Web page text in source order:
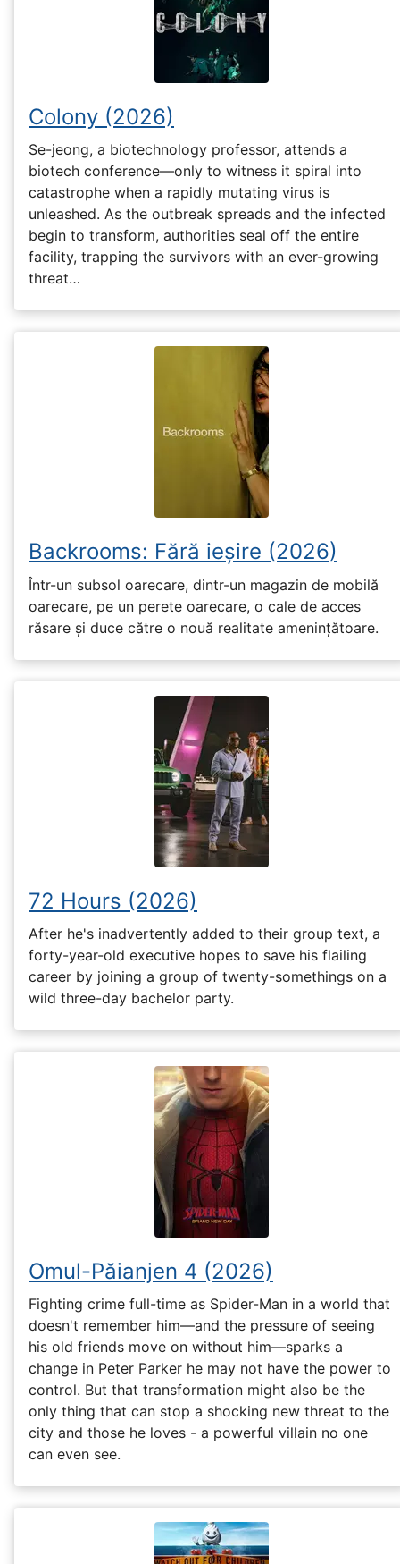
Colony (2026)
Se-jeong, a biotechnology professor, attends a
biotech conference—only to witness it spiral into
catastrophe when a rapidly mutating virus is
unleashed. As the outbreak spreads and the infected
begin to transform, authorities seal off the entire
facility, trapping the survivors with an ever-growing
threat…
Backrooms: Fără ieșire (2026)
Într-un subsol oarecare, dintr-un magazin de mobilă
oarecare, pe un perete oarecare, o cale de acces
răsare și duce către o nouă realitate amenințătoare.
72 Hours (2026)
After he's inadvertently added to their group text, a
forty-year-old executive hopes to save his flailing
career by joining a group of twenty-somethings on a
wild three-day bachelor party.
Omul-Păianjen 4 (2026)
Fighting crime full-time as Spider-Man in a world that
doesn't remember him—and the pressure of seeing
his old friends move on without him—sparks a
change in Peter Parker he may not have the power to
control. But that transformation might also be the
only thing that can stop a shocking new threat to the
city and those he loves - a powerful villain no one
can even see.